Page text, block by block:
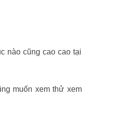
nào cũng cao cao tại
muốn xem thử xem